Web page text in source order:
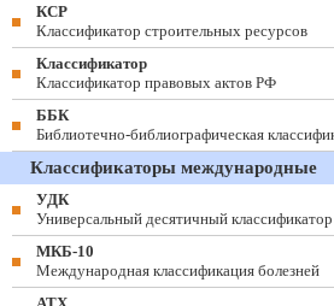
КСР
Классификатор строительных ресурсов
Классификатор
Классификатор правовых актов РФ
ББК
Библиотечно-библиографическая
Классификаторы международные
УДК
Универсальный десятичный классификатор
МКБ-10
Международная классификация болезней